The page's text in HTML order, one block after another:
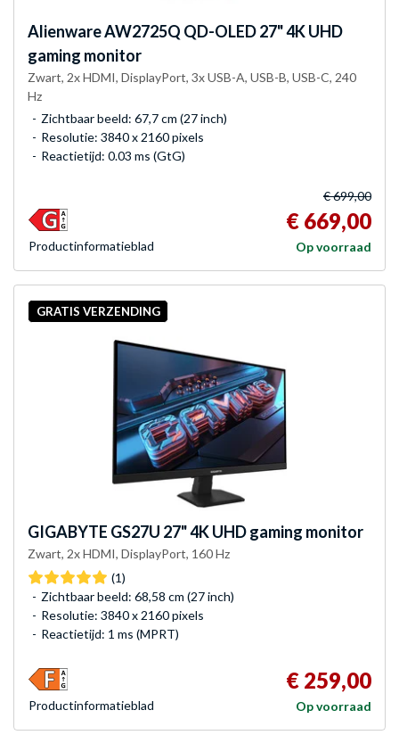
AlienwareAW2725Q QD-OLED 27" 4K UHD
gaming monitor
Zwart, 2x HDMI, DisplayPort, 3x USB-A, USB-B, USB-C, 240
Hz
Zichtbaar beeld: 67,7 cm (27 inch)
Resolutie: 3840 x 2160 pixels
Reactietijd: 0.03 ms (GtG)
€ 699,00
€ 669,00
Op voorraad
Product­informatieblad
GRATIS VERZENDING
GIGABYTE GS27U 27" 4K UHD gaming monitor
Zwart, 2x HDMI, DisplayPort, 160 Hz
(1)
Zichtbaar beeld: 68,58 cm (27 inch)
Resolutie: 3840 x 2160 pixels
Reactietijd: 1 ms (MPRT)
€ 259,00
Op voorraad
Product­informatieblad